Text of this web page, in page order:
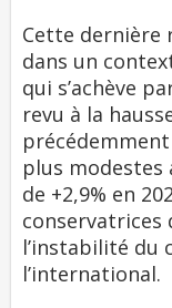
Cette dernière
dans un
qui s’achève
revu à la
plus modestes
de +2,9% en
l’instabilité du
l’international.